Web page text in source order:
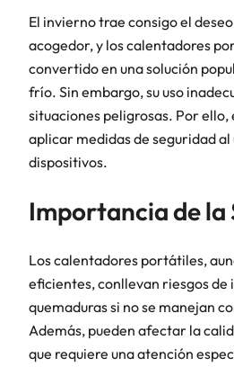
El invierno trae consigo el
acogedor, y los calentadores
convertido en una solución
frío. Sin embargo, su uso
situaciones peligrosas. Por ello,
aplicar medidas de seguridad
dispositivos.
Importancia de la
Los calentadores portátiles,
eficientes, conllevan riesgos de
quemaduras si no se manejan
Además, pueden afectar la
que requiere una atención